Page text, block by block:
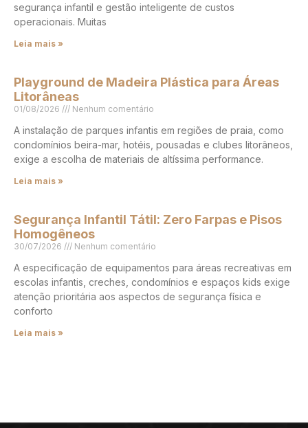
segurança infantil e gestão inteligente de custos
operacionais. Muitas
Leia mais »
Playground de Madeira Plástica para Áreas
Litorâneas
01/08/2026 Nenhum comentário
A instalação de parques infantis em regiões de praia, como
condomínios beira-mar, hotéis, pousadas e clubes litorâneos,
exige a escolha de materiais de altíssima performance.
Leia mais »
Segurança Infantil Tátil: Zero Farpas e Pisos
Homogêneos
30/07/2026 Nenhum comentário
A especificação de equipamentos para áreas recreativas em
escolas infantis, creches, condomínios e espaços kids exige
atenção prioritária aos aspectos de segurança física e
conforto
Leia mais »